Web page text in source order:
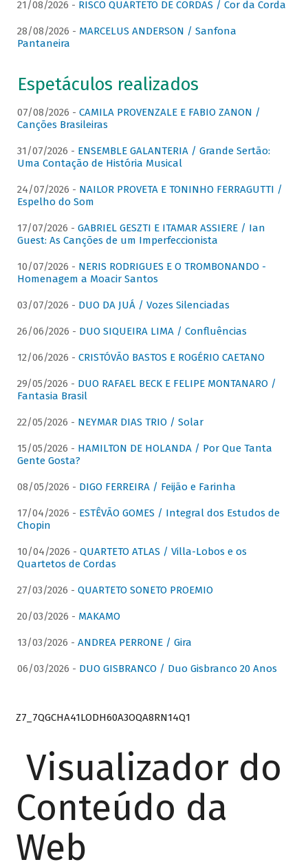
21/08/2026 - RISCO QUARTETO DE CORDAS / Cor da Corda
28/08/2026 - MARCELUS ANDERSON / Sanfona
Pantaneira
Espetáculos realizados
07/08/2026 - CAMILA PROVENZALE E FABIO ZANON /
Canções Brasileiras
31/07/2026 - ENSEMBLE GALANTERIA / Grande Sertão:
Uma Contação de História Musical
24/07/2026 - NAILOR PROVETA E TONINHO FERRAGUTTI /
Espelho do Som
17/07/2026 - GABRIEL GESZTI E ITAMAR ASSIERE / Ian
Guest: As Canções de um Imperfeccionista
10/07/2026 - NERIS RODRIGUES E O TROMBONANDO -
Homenagem a Moacir Santos
03/07/2026 - DUO DA JUÁ / Vozes Silenciadas
26/06/2026 - DUO SIQUEIRA LIMA / Confluências
12/06/2026 - CRISTÓVÃO BASTOS E ROGÉRIO CAETANO
29/05/2026 - DUO RAFAEL BECK E FELIPE MONTANARO /
Fantasia Brasil
22/05/2026 - NEYMAR DIAS TRIO / Solar
15/05/2026 - HAMILTON DE HOLANDA / Por Que Tanta
Gente Gosta?
08/05/2026 - DIGO FERREIRA / Feijão e Farinha
17/04/2026 - ESTÊVÃO GOMES / Integral dos Estudos de
Chopin
10/04/2026 - QUARTETO ATLAS / Villa-Lobos e os
Quartetos de Cordas
27/03/2026 - QUARTETO SONETO PROEMIO
20/03/2026 - MAKAMO
13/03/2026 - ANDREA PERRONE / Gira
06/03/2026 - DUO GISBRANCO / Duo Gisbranco 20 Anos
Z7_7QGCHA41LODH60A3OQA8RN14Q1
Visualizador do
Conteúdo da
Web